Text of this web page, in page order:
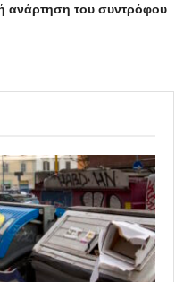
ανάρτηση του συντρόφου